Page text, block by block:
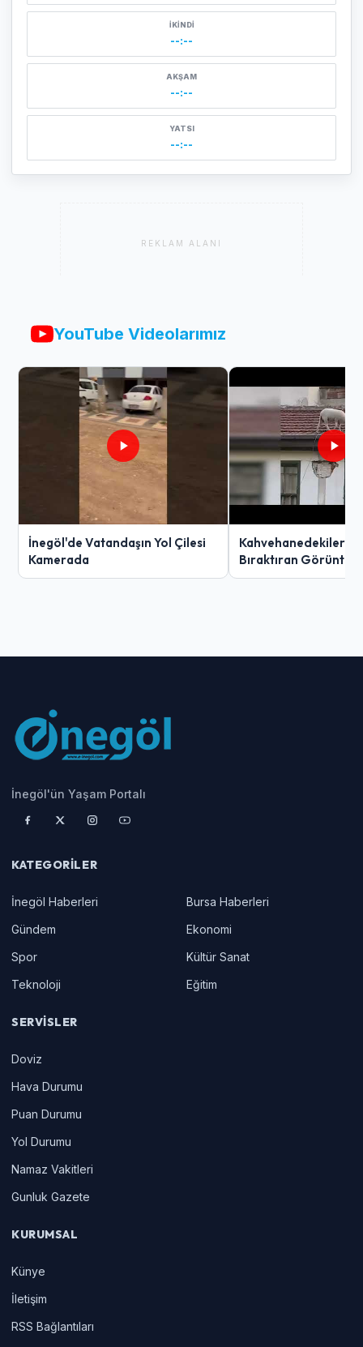
İKINDI
--:--
AKŞAM
--:--
YATSI
--:--
REKLAM ALANI
YouTube Videolarımız
İnegöl'de Vatandaşın Yol Çilesi
Kamerada
Kahvehanedekiler
Bıraktıran Görüntü!
İnegöl'ün Yaşam Portalı
KATEGORILER
İnegöl Haberleri
Bursa Haberleri
Gündem
Ekonomi
Spor
Kültür Sanat
Teknoloji
Eğitim
SERVISLER
Doviz
Hava Durumu
Puan Durumu
Yol Durumu
Namaz Vakitleri
Gunluk Gazete
KURUMSAL
Künye
İletişim
RSS Bağlantıları